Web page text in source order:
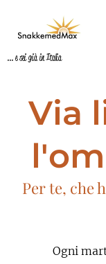
... e sei già in Italia
Via
Per te, che
Ogni